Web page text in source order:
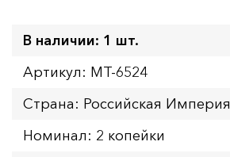
В наличии: 1 шт.
Артикул: MT-6524
Страна: Российская Империя
Номинал: 2 копейки